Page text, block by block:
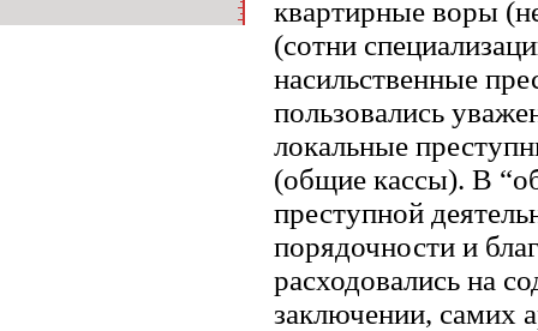
квартирные воры
(сотни
насильственные
пользовались
локальные
(общие кассы). В
преступной
порядочности и
расходовались на
заключении, самих